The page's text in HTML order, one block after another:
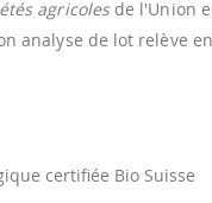
agricolesde l'Union
analyse de lot relève
certifiée Bio Suisse